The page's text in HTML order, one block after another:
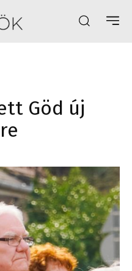
Göd új